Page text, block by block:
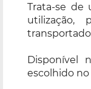
Trata-se de
utilização,
Disponível
escolhido